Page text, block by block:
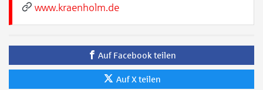
www.kraenholm.de
Auf Facebook teilen
Auf X teilen